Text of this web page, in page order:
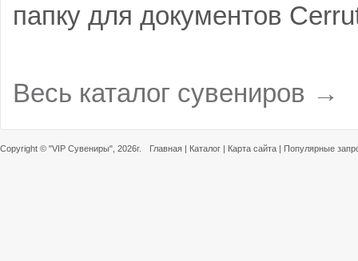
папку для документов
Весь каталог сувениров →
Copyright © "VIP Сувениры" , 2026г. Главная | Каталог | Карта сайта | Популярные